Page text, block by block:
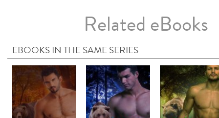
Related eBooks
EBOOKS IN THE SAME SERIES